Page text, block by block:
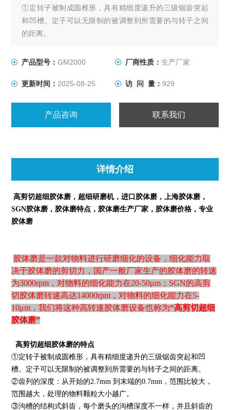
①定转子被制成圆椎形，具有精细度递升的三级锯齿突起
和凹槽。定子可以无限制的被调整到所需要的与转子之间
的距离。
较大，范围越大，处理的物料颗粒大小越广。
斜齿的流道的体积从上往下是从大到下。
产品型号：GM2000 厂商性质： 生产厂家
更新时间： 2025-08-25 访 问 量： 929
产品咨询 联系我们
详情介绍
高剪切超细胶体磨，超细研磨机，进口胶体磨，上海胶体磨，
SGN胶体磨，胶体磨特点，胶体磨生产厂家，胶体磨价格，专业
胶体磨
胶体磨是一款对物料进行研磨细化的设备，细化能力取
决于胶体磨的剪切力，国产一般厂家生产的胶体磨的转速
为3000rpm，对物料的细化能力在20-50μm； SGN的高剪
切胶体磨转速高达14000rpm，对物料的细化能力在5-
10μm，我们将这种高转速胶体磨设备也称为“高剪切 超细
胶体磨”
高剪切超细胶体磨的特点
①定转子被制成圆椎形，具有精细度递升的三级锯齿突起和凹
槽。定子可以无限制的被调整到所需要的与转子之间的距离。
②齿列的深度：从开始的2.7mm 到末端的0.7mm，范围比较大，
范围越大，处理的物料颗粒大小越广。
③沟槽的结构式斜齿，每个磨头的沟槽深度不一样，并且斜齿的